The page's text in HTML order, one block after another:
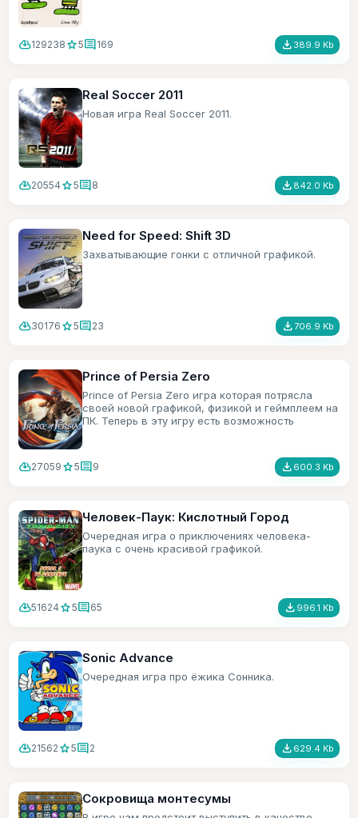
cloud_download129238 star5comment169 file_download 389.9 Kb
Real Soccer 2011
Новая игра Real Soccer 2011.
cloud_download20554 star5comment8 file_download 842.0 Kb
Need for Speed: Shift 3D
Захватывающие гонки с отличной графикой.
cloud_download30176 star5comment23 file_download706.9 Kb
Prince of Persia Zero
Prince of Persia Zero игра которая потрясла
своей новой графикой, физикой и геймплеем на
ПК. Теперь в эту игру есть возможность
cloud_download27059 star5comment9 file_download 600.3 Kb
Человек-Паук: Кислотный Город
Очередная игра о приключениях человека-
паука с очень красивой графикой.
cloud_download51624 star5comment65 file_download 996.1 Kb
Sonic Advance
Очередная игра про ёжика Сонника.
cloud_download21562 star5comment2 file_download 629.4 Kb
Сокровища монтесумы